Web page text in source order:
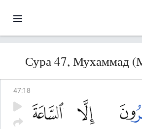
Сура 47, Мухаммад
47:18